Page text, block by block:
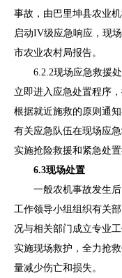
事故，由巴里坤县农业
启动IV级应急响应，现
市农业农村局报告。
6.2.2现场应急救援
立即进入应急处置程序
根据就近施救的原则通知
有关应急队伍在现场应
实施抢险救援和紧急处置
6.3现场处置
一般农机事故发生后
工作领导小组 组织有关部
况与相关部门成立专业工
实施现场救护，全力抢
量减少伤亡和损失。